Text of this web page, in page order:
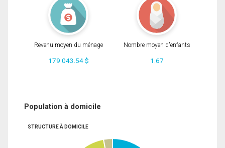
Revenu moyen du ménage
179 043.54 $
Nombre moyen d'enfants
1.67
Population à domicile
STRUCTURE À DOMICILE